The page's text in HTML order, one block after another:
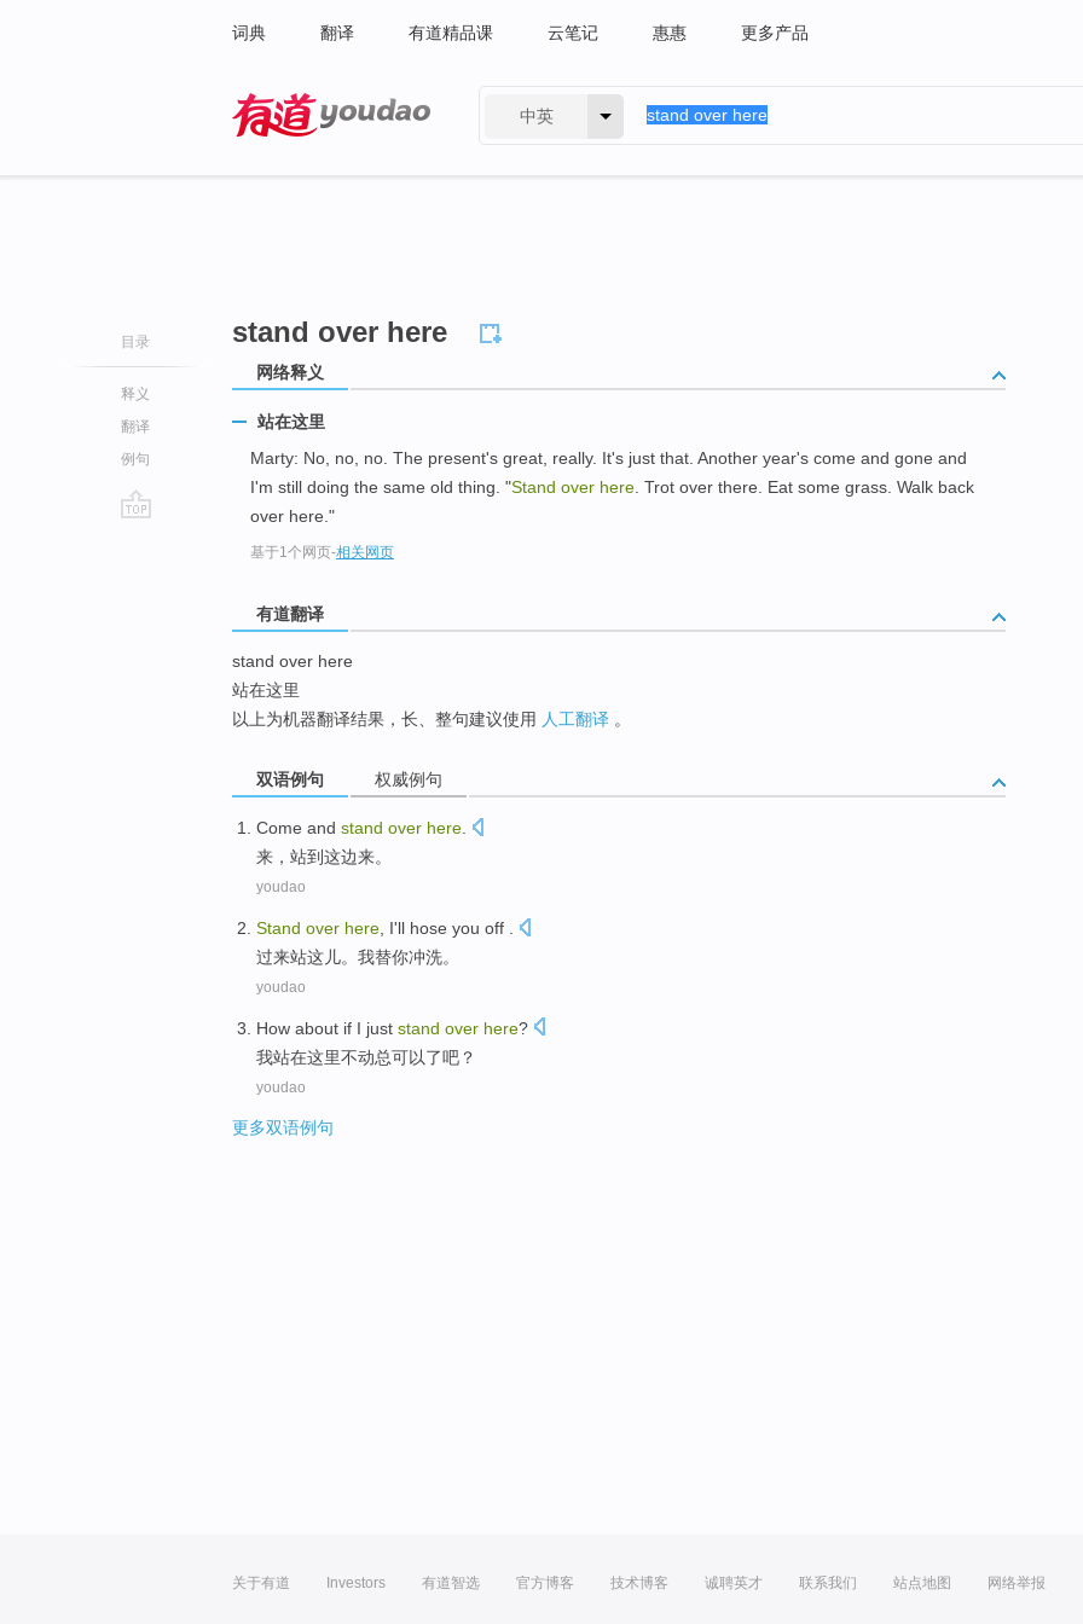
词典 翻译 有道精品课 云笔记 惠惠 更多产品
中英
目录
释义
翻译
例句
stand over here
网络释义
站在这里
Marty: No, no, no. The present's great, really. It's just that. Another year's come and gone and
I'm still doing the same old thing. "Stand over here . Trot over there. Eat some grass. Walk back
over here."
基于1个网页-相关网页
有道翻译
stand over here
站在这里
以上为机器翻译结果，长、整句建议使用 人工翻译 。
双语例句 权威例句
Come and stand over here
来 ， 站到这边来。
youdao
Stand over here I'll hose you off .
过来站这儿。 我替你冲洗。
youdao
How about if I just stand over here?
我站在这里不动总可以了吧？
youdao
更多双语例句
关于有道 Investors 有道智选 官方博客 技术博客 诚聘英才 联系我们 站点地图 网络举报